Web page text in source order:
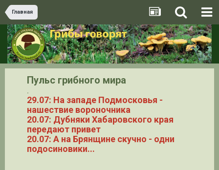
Главная
Пульс грибного мира
.
29.07: На западе Подмосковья -
нашествие вороночника
20.07: Дубняки Хабаровского края
передают привет
20.07: А на Брянщине скучно - одни
подосиновики...